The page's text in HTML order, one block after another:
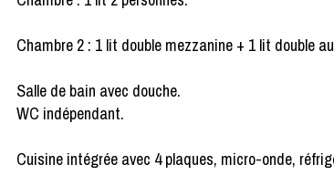
Chambre 2 : 1 lit double mezzanine + 1 lit double
Salle de bain avec douche.
WC indépendant.
Cuisine intégrée avec 4 plaques, micro-onde,